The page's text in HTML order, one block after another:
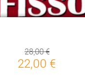
28,00 €
22,00 €